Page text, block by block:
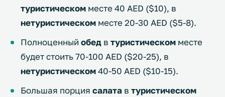
туристическом месте 40 AED ($10), в
нетуристическом месте 20-30 AED ($5-8).
Полноценный обед в туристическом месте
будет стоить 70-100 AED ($20-25), в
нетуристическом40-50 AED ($10-15).
Большая порция салата в туристическом